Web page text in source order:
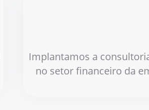
Implantamos a
no setor financeiro da